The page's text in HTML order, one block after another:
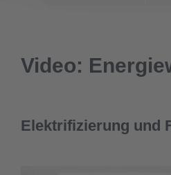
Video:
Elektrifizierung und